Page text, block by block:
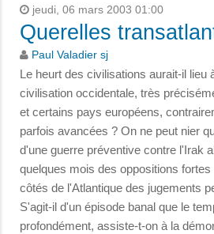
jeudi, 06 mars 2003 01:00
Querelles
Paul Valadier sj
Le heurt des civilisations aurait-il lieu
civilisation occidentale, très
et certains pays européens,
parfois avancées ? On ne peut nier
d'une guerre préventive contre l'Irak
quelques mois des oppositions
côtés de l'Atlantique des jugements
S'agit-il d'un épisode banal que le
profondément, assiste-t-on à la